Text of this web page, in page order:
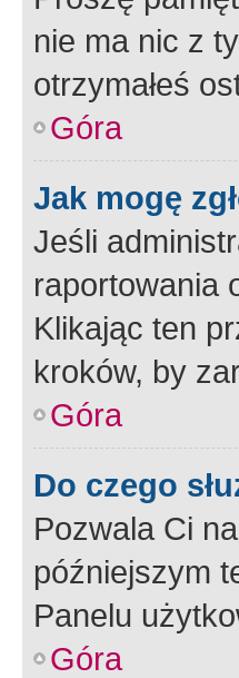
nie ma nic z
otrzymałeś
Góra
Jak mogę
Jeśli
raportowania
Klikając ten
kroków, by
Góra
Do czego
Pozwala Ci
późniejszym
Panelu
Góra